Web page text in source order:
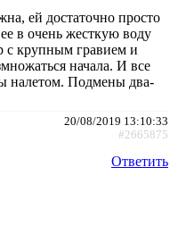
ей достаточно просто
в очень жесткую воду
с крупным гравием и
начала. И все
налетом. Подмены два-
20/08/2019 13:10:33
#2665875
Ответить